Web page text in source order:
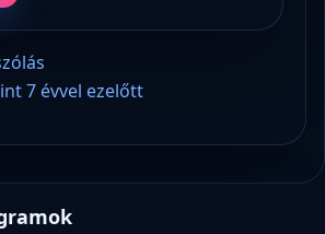
7 évvel ezelőtt